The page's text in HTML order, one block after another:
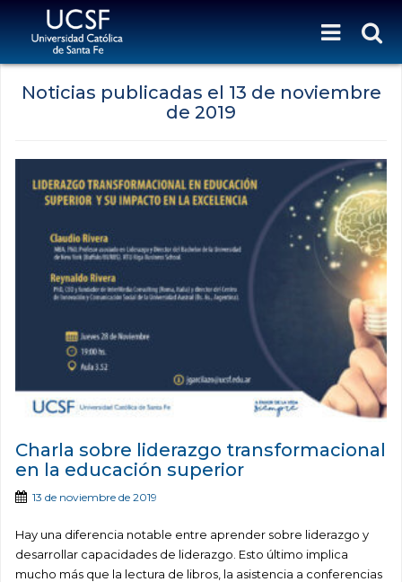
Noticias publicadas el 13 de noviembre
de 2019
Charla sobre liderazgo transformacional
en la educación superior
13 de noviembre de 2019
Hay una diferencia notable entre aprender sobre liderazgo y
desarrollar capacidades de liderazgo. Esto último implica
mucho más que la lectura de libros, la asistencia a conferencias